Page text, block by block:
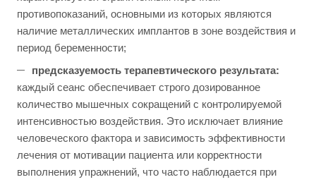
противопоказаний, основными из которых являются
наличие металлических имплантов в зоне воздействия и
период беременности;
предсказуемость терапевтического результата:
каждый сеанс обеспечивает строго дозированное
количество мышечных сокращений с контролируемой
интенсивностью воздействия. Это исключает влияние
человеческого фактора и зависимость эффективности
лечения от мотивации пациента или корректности
выполнения упражнений, что часто наблюдается при